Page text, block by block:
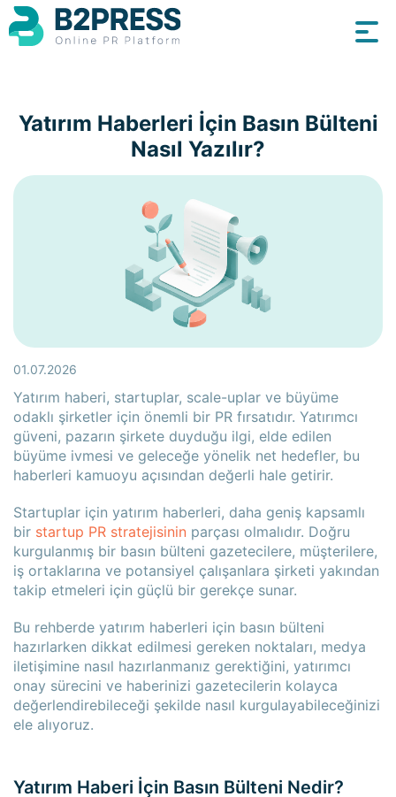
Yatırım Haberleri İçin Basın Bülteni
Nasıl Yazılır?
01.07.2026
Yatırım haberi, startuplar, scale-uplar ve büyüme
odaklı şirketler için önemli bir PR fırsatıdır. Yatırımcı
güveni, pazarın şirkete duyduğu ilgi, elde edilen
büyüme ivmesi ve geleceğe yönelik net hedefler, bu
haberleri kamuoyu açısından değerli hale getirir.
Startuplar için yatırım haberleri, daha geniş kapsamlı
bir startup PR stratejisinin parçası olmalıdır. Doğru
kurgulanmış bir basın bülteni gazetecilere, müşterilere,
iş ortaklarına ve potansiyel çalışanlara şirketi yakından
takip etmeleri için güçlü bir gerekçe sunar.
Bu rehberde yatırım haberleri için basın bülteni
hazırlarken dikkat edilmesi gereken noktaları, medya
iletişimine nasıl hazırlanmanız gerektiğini, yatırımcı
onay sürecini ve haberinizi gazetecilerin kolayca
değerlendirebileceği şekilde nasıl kurgulayabileceğinizi
ele alıyoruz.
Yatırım Haberi İçin Basın Bülteni Nedir?